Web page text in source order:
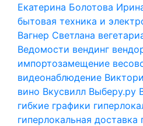
Екатерина Болотова
бытовая техника и
Вагнер Светлана
Ведомости вендинг
импортозамещение
видеонаблюдение
вино Вкусвилл Выберу.ру
гибкие графики
гиперлокальная доставка